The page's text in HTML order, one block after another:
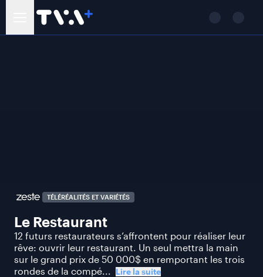
TÉLÉRÉALITÉS ET VARIÉTÉS
Le Restaurant
12 futurs restaurateurs s’affrontent pour réaliser leur
rêve: ouvrir leur restaurant. Un seul mettra la main
sur le grand prix de 50 000$ en remportant les trois
rondes de la compé... Lire la suite